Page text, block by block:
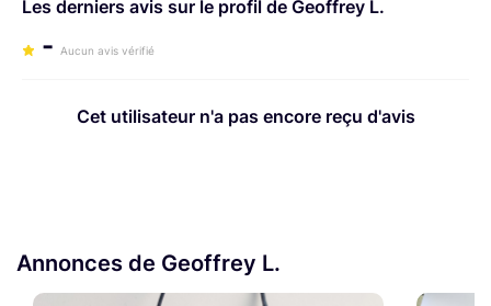
Les derniers avis sur le profil de Geoffrey L.
- Aucun avis vérifié
Cet utilisateur n'a pas encore reçu d'avis
Annonces de Geoffrey L.